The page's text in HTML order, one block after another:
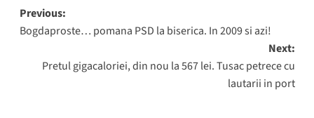
Post
navigation
Previous:
Bogdaproste… pomana PSD la biserica. In 2009 si azi!
Next:
Pretul gigacaloriei, din nou la 567 lei. Tusac petrece cu
lautarii in port